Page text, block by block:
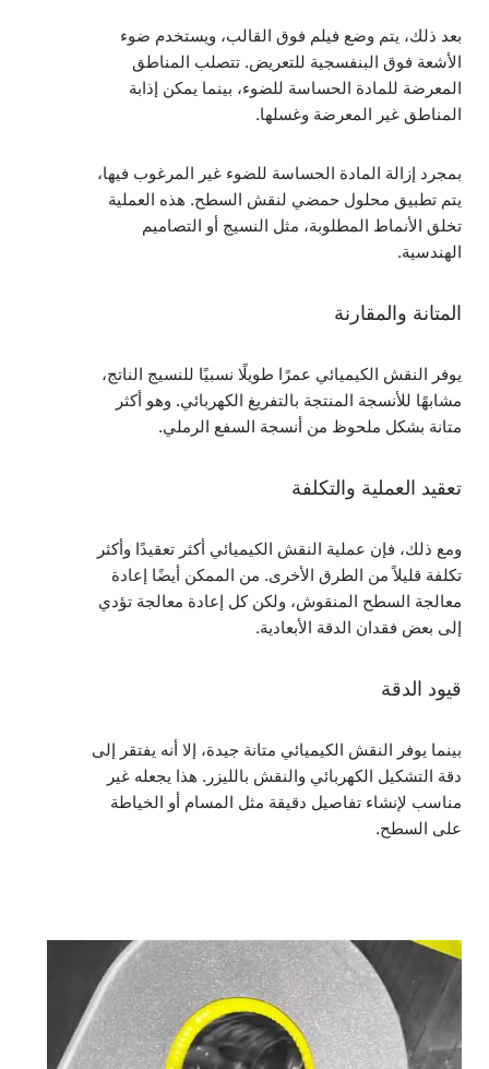
بعد ذلك، يتم وضع فيلم فوق القالب، ويستخدم ضوء
الأشعة فوق البنفسجية للتعريض. تتصلب المناطق
المعرضة للمادة الحساسة للضوء، بينما يمكن إذابة
المناطق غير المعرضة وغسلها.
بمجرد إزالة المادة الحساسة للضوء غير المرغوب فيها،
يتم تطبيق محلول حمضي لنقش السطح. هذه العملية
تخلق الأنماط المطلوبة، مثل النسيج أو التصاميم
الهندسية.
المتانة والمقارنة
يوفر النقش الكيميائي عمرًا طويلًا نسبيًا للنسيج الناتج،
مشابهًا للأنسجة المنتجة بالتفريغ الكهربائي. وهو أكثر
متانة بشكل ملحوظ من أنسجة السفع الرملي.
تعقيد العملية والتكلفة
ومع ذلك، فإن عملية النقش الكيميائي أكثر تعقيدًا وأكثر
تكلفة قليلاً من الطرق الأخرى. من الممكن أيضًا إعادة
معالجة السطح المنقوش، ولكن كل إعادة معالجة تؤدي
إلى بعض فقدان الدقة الأبعادية.
قيود الدقة
بينما يوفر النقش الكيميائي متانة جيدة، إلا أنه يفتقر إلى
دقة التشكيل الكهربائي والنقش بالليزر. هذا يجعله غير
مناسب لإنشاء تفاصيل دقيقة مثل المسام أو الخياطة
على السطح.